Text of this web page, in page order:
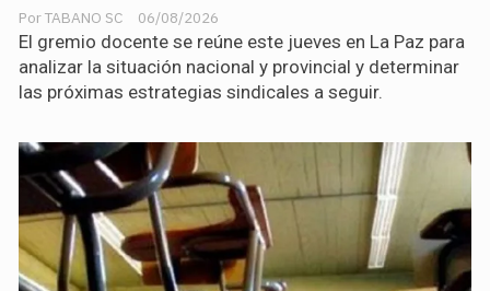
TABANO SC 06/08/2026
El gremio docente se reúne este jueves en La Paz para
analizar la situación nacional y provincial y determinar
las próximas estrategias sindicales a seguir.